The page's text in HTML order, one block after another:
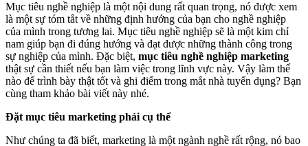
Mục tiêu nghề nghiệp là một nội dung rất quan trọng, nó được xem
là một sự tóm tắt về những định hướng của bạn cho nghề nghiệp
của mình trong tương lai. Mục tiêu nghề nghiệp sẽ là một kim chỉ
nam giúp bạn đi đúng hướng và đạt được những thành công trong
sự nghiệp của mình. Đặc biệt, mục tiêu nghề nghiệp marketing
thật sự cần thiết nếu bạn làm việc trong lĩnh vực này. Vậy làm thế
nào để trình bày thật tốt và ghi điểm trong mắt nhà tuyển dụng? Bạn
cùng tham khảo bài viết này nhé.
Đặt mục tiêu marketing phải cụ thể
Như chúng ta đã biết, marketing là một ngành nghề rất rộng, nó bao